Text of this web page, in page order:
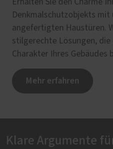
Denkmalschutzobjekts mit
angefertigten Haustüren.
stilgerechte Lösungen, die
Charakter Ihres Gebäudes
Mehr erfahren
Klare Argumente